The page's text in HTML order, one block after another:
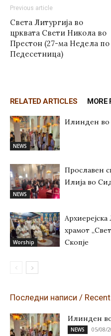
Previous article
Света Литургија во
црквата Свети Никола во
Престон (27-ма Недела по
Педесетница)
RELATED ARTICLES MORE
NEWS
Илинден во
NEWS
Прославен
Илија во
Worship
храмот
Скопје
Последни написи /
Илинден
NEWS 05/08/